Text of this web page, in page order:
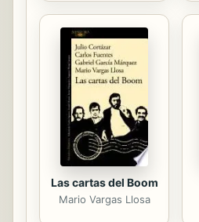
Las cartas del Boom
Mario Vargas Llosa